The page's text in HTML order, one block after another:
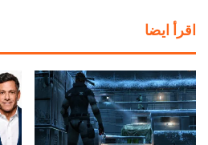
اقرأ ايضا